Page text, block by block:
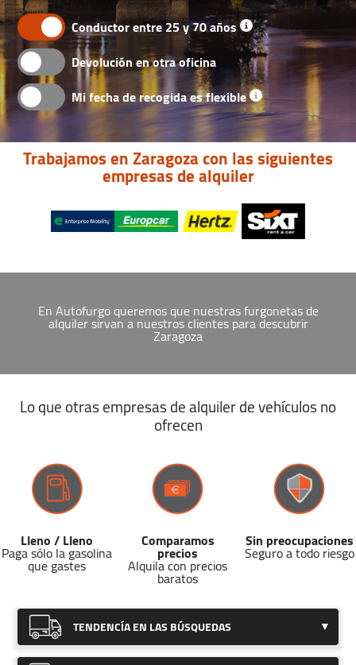
Conductor entre 25 y 70 años
Devolución en otra oficina
Mi fecha de recogida es flexible
Trabajamos en Zaragoza con las siguientes
empresas de alquiler
En Autofurgo queremos que nuestras furgonetas de
alquiler sirvan a nuestros clientes para descubrir
Zaragoza
Lo que otras empresas de alquiler de vehículos no
ofrecen
Lleno / Lleno
Paga sólo la gasolina
que gastes
Comparamos
precios
Alquila con precios
baratos
Sin preocupaciones
Seguro a todo riesgo
TENDENCÍA EN LAS BÚSQUEDAS